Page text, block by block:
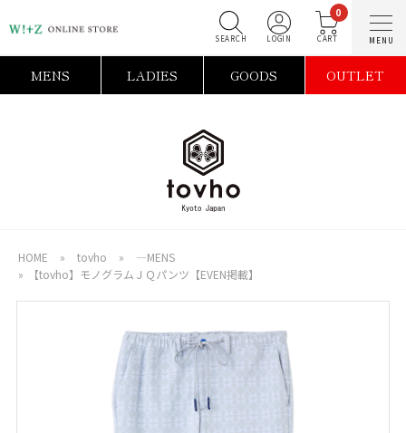
0
MENS LADIES GOODS OUTLET
HOME » tovho »
―MENS
»
【tovho】モノグラムＪＱパンツ【EVEN掲載】